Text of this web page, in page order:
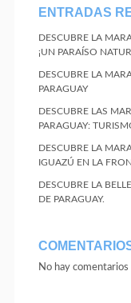
ENTRADAS
DESCUBRE LA
¡UN PARAÍSO
DESCUBRE LA
PARAGUAY
DESCUBRE LAS
PARAGUAY:
DESCUBRE LA
IGUAZÚ EN LA
DESCUBRE LA
DE PARAGUAY.
No hay